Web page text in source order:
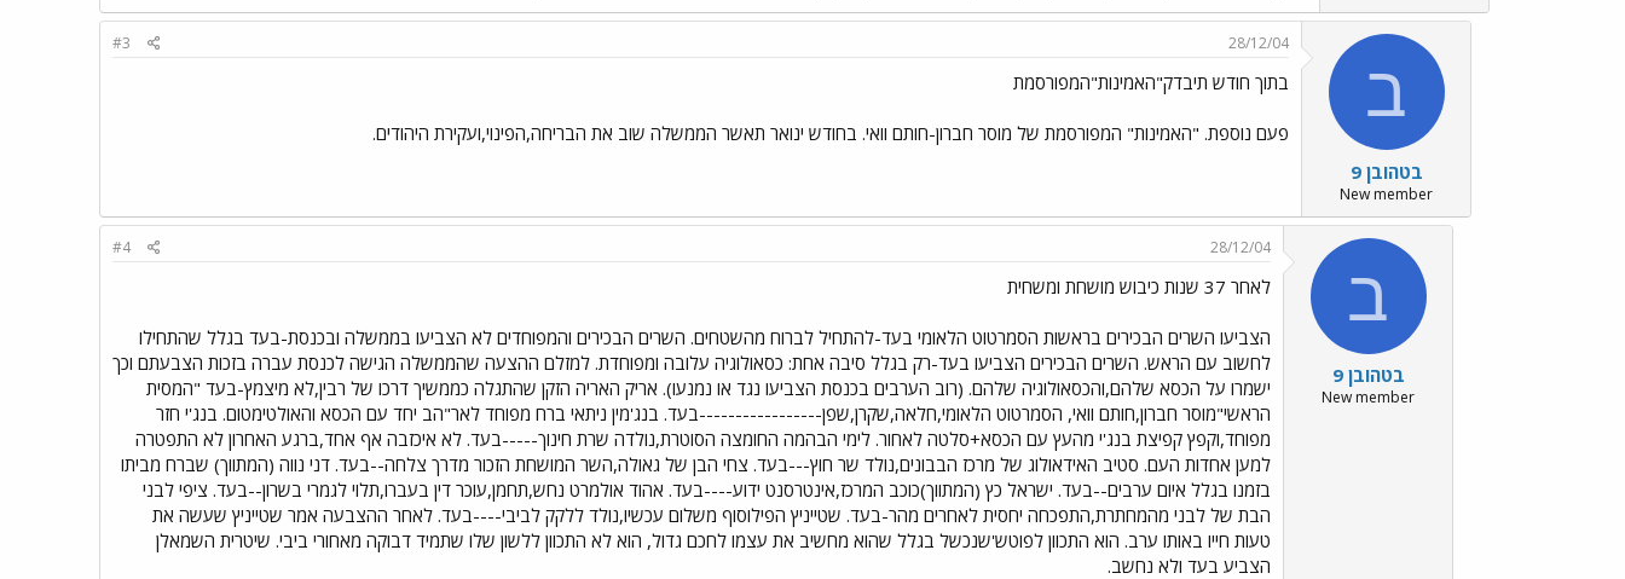
ב
בטהובן 9
New member
28/12/04
#3
בתוך חודש תיבדק"האמינות"המפורסמת
פעם נוספת. "האמינות" המפורסמת של מוסר חברון-חותם וואי. בחודש ינואר תאשר הממשלה שוב את הבריחה,הפינוי,ועקירת היהודים.
ב
בטהובן 9
New member
28/12/04
#4
לאחר 37 שנות כיבוש מושחת ומשחית
הצביעו השרים הבכירים בראשות הסמרטוט הלאומי בעד-להתחיל לברוח מהשטחים. השרים הבכירים והמפוחדים לא הצביעו בממשלה ובכנסת-בעד בגלל שהתחילו
לחשוב עם הראש. השרים הבכירים הצביעו בעד-רק בגלל סיבה אחת: כסאולוגיה עלובה ומפוחדת. למזלם ההצעה שהממשלה הגישה לכנסת עברה בזכות הצבעתם וכך
ישמרו על הכסא שלהם,והכסאולוגיה שלהם. (רוב הערבים בכנסת הצביעו נגד או נמנעו). אריק האריה הזקן שהתגלה כממשיך דרכו של רבין,לא מיצמץ-בעד "המסית
הראשי"מוסר חברון,חותם וואי, הסמרטוט הלאומי,חלאה,שקרן,שפן-----------------בעד. בנג'מין ניתאי ברח מפוחד לאר"הב יחד עם הכסא והאולטימטום. בנג'י חזר
מפוחד,וקפץ קפיצת בנג'י מהעץ עם הכסא+סלטה לאחור. לימי הבהמה החומצה הסוטרת,נולדה שרת חינוך-----בעד. לא איכזבה אף אחד,ברגע האחרון לא התפטרה
למען אחדות העם. סטיב האידאולוג של מרכז הבבונים,נולד שר חוץ---בעד. צחי הבן של גאולה,השר המושחת הזכור מדרך צלחה--בעד. דני נווה (המתווך) שברח מביתו
בזמנו בגלל איום ערבים--בעד. ישראל כץ (המתווך)כוכב המרכז,אינטרסנט ידוע----בעד. אהוד אולמרט נחש,תחמן,עוכר דין בעברו,תלוי לגמרי בשרון--בעד. ציפי לבני
הבת של לבני מהמחתרת,התפכחה יחסית לאחרים מהר-בעד. שטייניץ הפילוסוף משלום עכשיו,נולד ללקק לביבי----בעד. לאחר ההצבעה אמר שטייניץ שעשה את
טעות חייו באותו ערב. הוא התכוון לפוטש'שנכשל בגלל שהוא מחשיב את עצמו לחכם גדול, הוא לא התכוון ללשון שלו שתמיד דבוקה מאחורי ביבי. שיטרית השמאלן
הצביע בעד ולא נחשב.